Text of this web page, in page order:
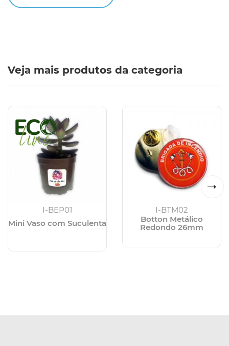
Veja mais produtos da categoria
I-BEP01
Mini Vaso com Suculenta
I-BTM02
Botton Metálico
Redondo 26mm